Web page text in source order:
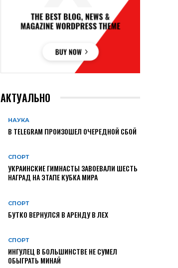
АКТУАЛЬНО
НАУКА
В TELEGRAM ПРОИЗОШЕЛ ОЧЕРЕДНОЙ СБОЙ
СПОРТ
УКРАИНСКИЕ ГИМНАСТЫ ЗАВОЕВАЛИ ШЕСТЬ
НАГРАД НА ЭТАПЕ КУБКА МИРА
СПОРТ
БУТКО ВЕРНУЛСЯ В АРЕНДУ В ЛЕХ
СПОРТ
ИНГУЛЕЦ В БОЛЬШИНСТВЕ НЕ СУМЕЛ
ОБЫГРАТЬ МИНАЙ